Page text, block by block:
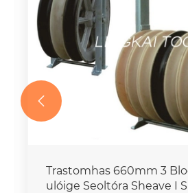
Trastomhas 660mm 3
ulóige Seoltóra Sheave I
